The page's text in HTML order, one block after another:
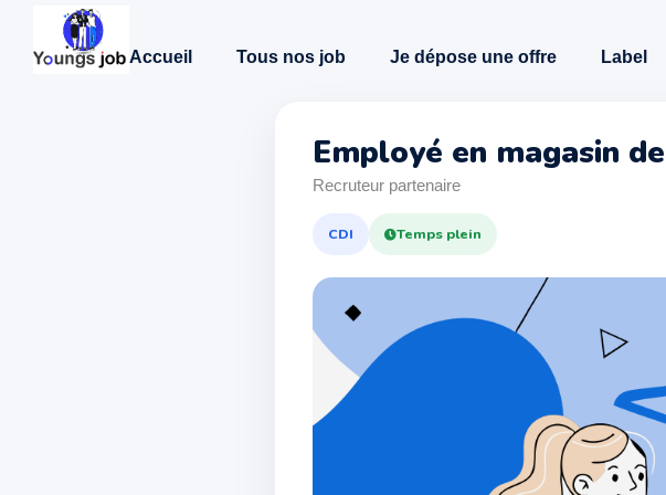
Accueil Tous nos job Je dépose une offre Label
Employé en magasin
Recruteur partenaire
CDI Temps plein